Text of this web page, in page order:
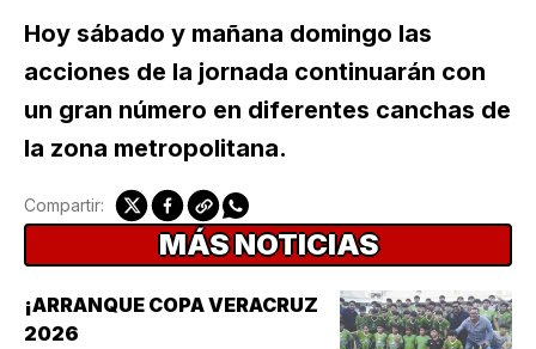
Hoy sábado y mañana domingo las
acciones de la jornada continuarán con
un gran número en diferentes canchas de
la zona metropolitana.
Compartir:
MÁS NOTICIAS
¡ARRANQUE COPA VERACRUZ
2026